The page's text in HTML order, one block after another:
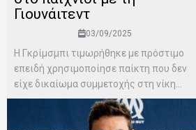
Γιουνάιτεντ
03/09/2025
Η Γκρίμσμπι τιμωρήθηκε με πρόστιμο
επειδή χρησιμοποίησε παίκτη που δεν
είχε δικαίωμα συμμετοχής στη νίκη...